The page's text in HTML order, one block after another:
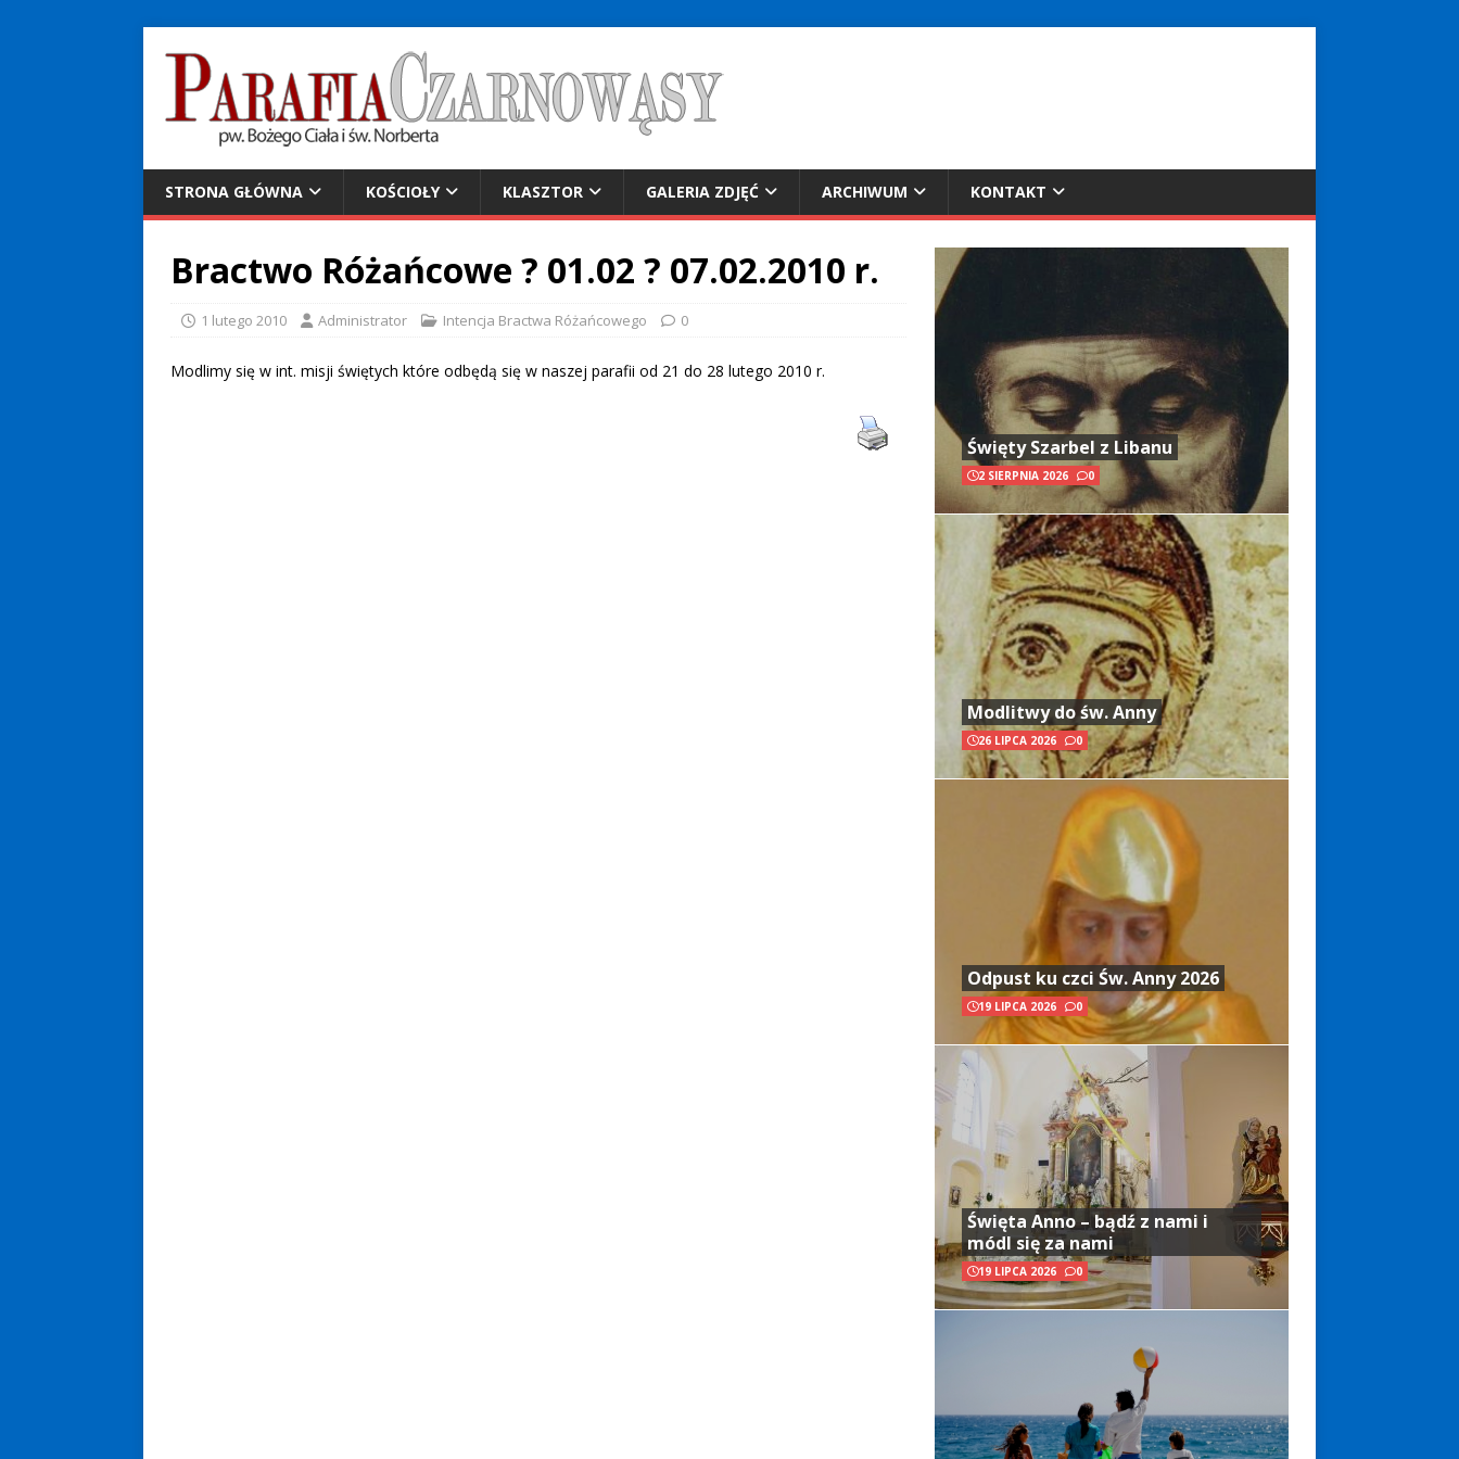
STRONA GŁÓWNA KOŚCIOŁY KLASZTOR GALERIA ZDJĘĆ ARCHIWUM KONTAKT
Bractwo Różańcowe ? 01.02 ? 07.02.2010 r.
1 lutego 2010 Administrator Intencja Bractwa Różańcowego 0
Modlimy się w int. misji świętych które odbędą się w naszej parafii od 21 do 28 lutego 2010 r.
Święty Szarbel z Libanu
2 SIERPNIA 2026 0
Modlitwy do św. Anny
26 LIPCA 2026 0
Odpust ku czci Św. Anny 2026
19 LIPCA 2026 0
Święta Anno – bądź z nami i
módl się za nami
19 LIPCA 2026 0